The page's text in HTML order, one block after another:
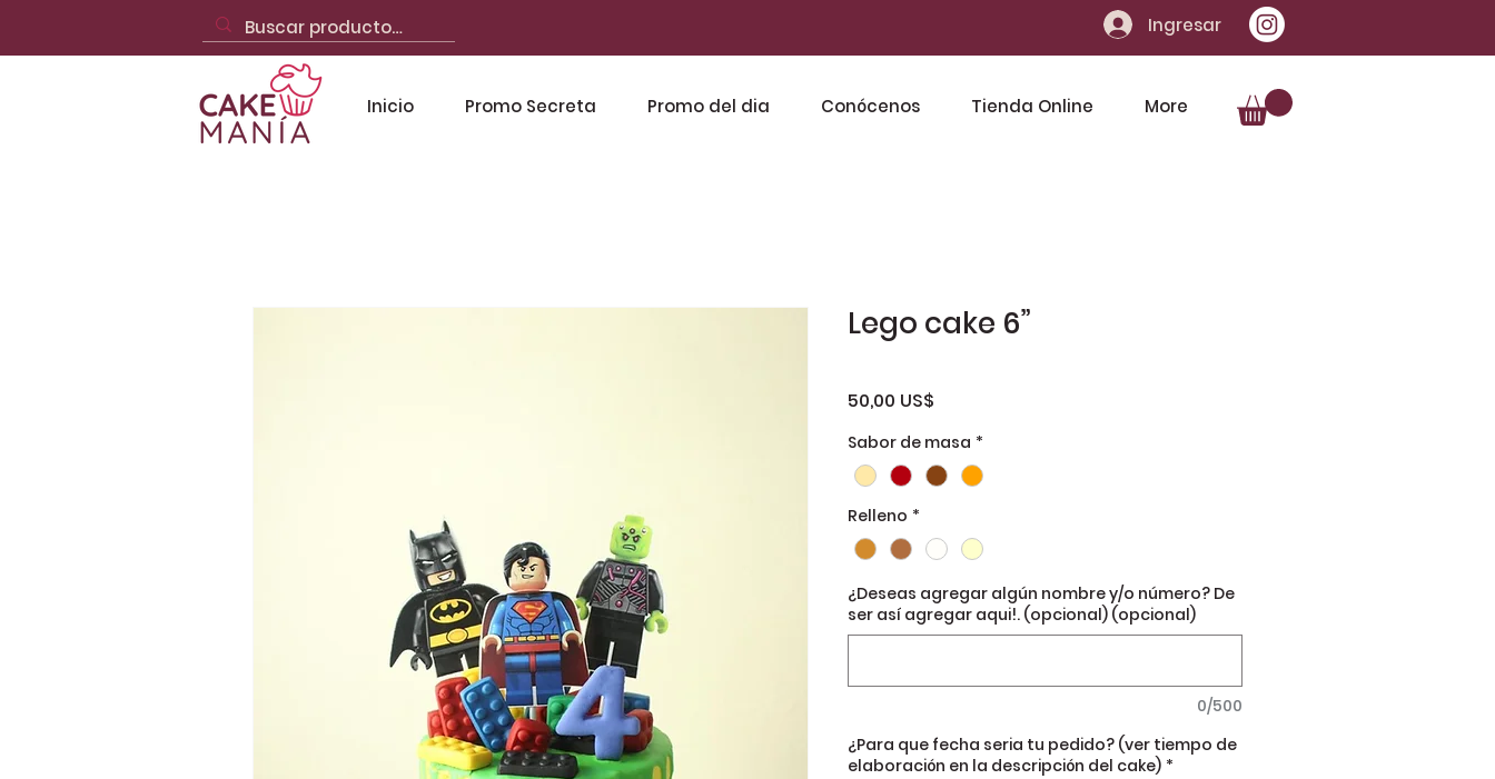
Ingresar
Inicio Promo Secreta Promo del dia Conócenos Tienda Online More
Lego cake 6”
50,00 US$
Sabor de masa *
Relleno *
¿Deseas agregar algún nombre y/o número? De
ser así agregar aqui!. (opcional) (opcional)
0/500
¿Para que fecha seria tu pedido? (ver tiempo de
elaboración en la descripción del cake) *